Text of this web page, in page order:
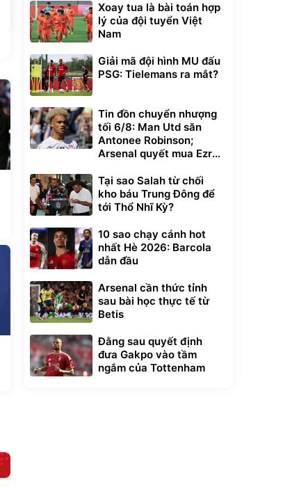
Xoay tua là bài toán hợp
lý của đội tuyển Việt
Nam
Giải mã đội hình MU đấu
PSG: Tielemans ra mắt?
Tin đồn chuyển nhượng
tối 6/8: Man Utd săn
Antonee Robinson;
Arsenal quyết mua Ezri
Tại sao Salah từ chối
kho báu Trung Đông để
tới Thổ Nhĩ Kỳ?
10 sao chạy cánh hot
nhất Hè 2026: Barcola
dẫn đầu
Arsenal cần thức tỉnh
sau bài học thực tế từ
Betis
Đằng sau quyết định
đưa Gakpo vào tầm
ngắm của Tottenham